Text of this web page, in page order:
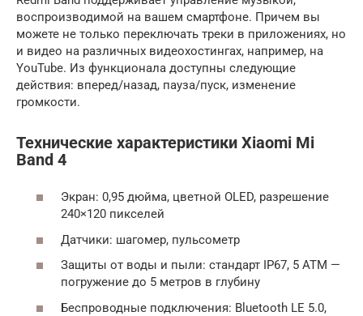
воспроизводимой на вашем смартфоне. Причем вы
можете не только переключать треки в приложениях, но
и видео на различных видеохостингах, например, на
YouTube. Из функционала доступны следующие
действия: вперед/назад, пауза/пуск, изменение
громкости.
Технические характеристики Xiaomi Mi
Band 4
Экран: 0,95 дюйма, цветной OLED, разрешение
240×120 пикселей
Датчики: шагомер, пульсометр
Защиты от воды и пыли: стандарт IP67, 5 АТМ —
погружение до 5 метров в глубину
Беспроводные подключения: Bluetooth LE 5.0,